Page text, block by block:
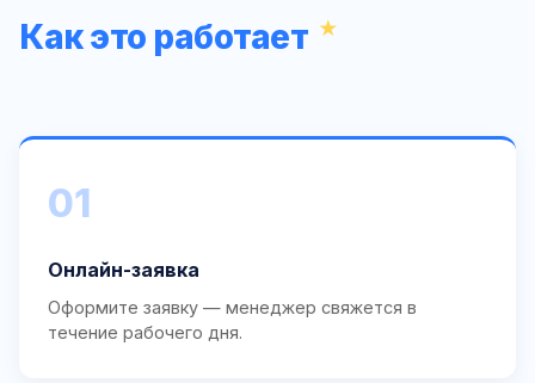
Как это работает
01
Онлайн-заявка
Оформите заявку — менеджер свяжется в
течение рабочего дня.